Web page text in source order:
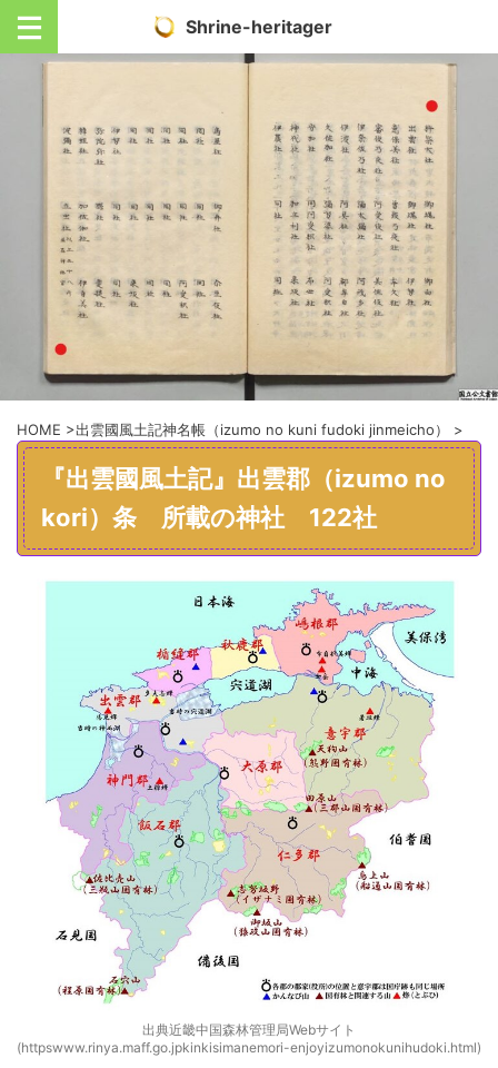
Shrine-heritager
HOME >出雲國風土記神名帳（izumo no kuni fudoki jinmeicho） >
『出雲國風土記』出雲郡（izumo no
kori）条 所載の神社 122社
出典近畿中国森林管理局Webサイト
(httpswww.rinya.maff.go.jpkinkisimanemori-enjoyizumonokunihudoki.html)